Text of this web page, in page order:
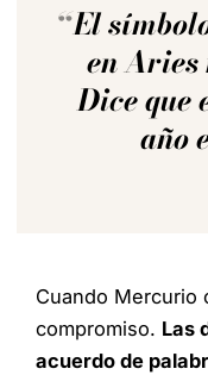
El
en Aries
Dice que
año
Cuando Mercurio
compromiso. Las
acuerdo de